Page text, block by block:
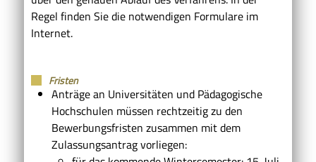
Regel finden Sie die notwendigen Formulare im
Internet.
Fristen
Anträge an Universitäten und Pädagogische
Hochschulen müssen rechtzeitig zu den
Bewerbungsfristen zusammen mit dem
Zulassungsantrag vorliegen: